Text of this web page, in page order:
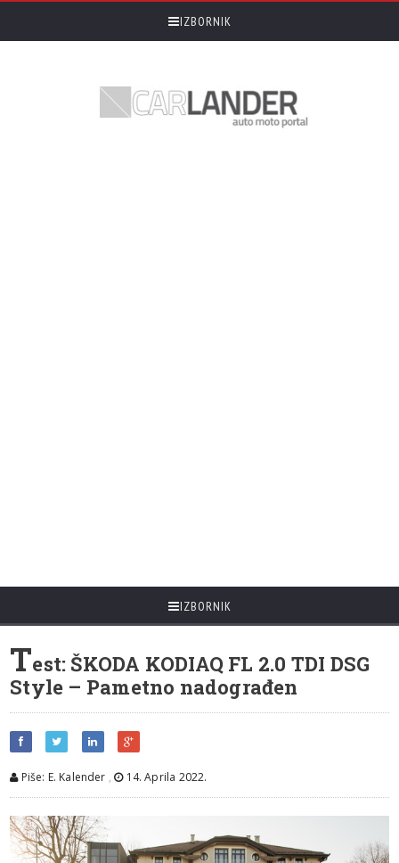
IZBORNIK
IZBORNIK
Test: ŠKODA KODIAQ FL 2.0 TDI DSG
Style – Pametno nadograđen
Piše: E. Kalender , 14. Aprila 2022.